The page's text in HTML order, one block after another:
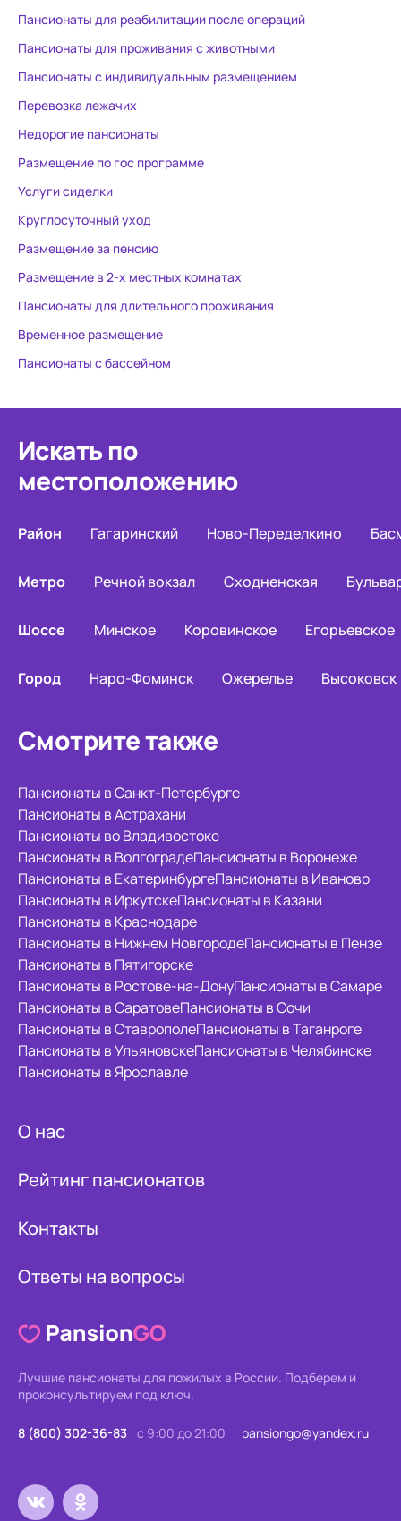
Пансионаты для реабилитации после операций
Пансионаты для проживания с животными
Пансионаты с индивидуальным размещением
Перевозка лежачих
Недорогие пансионаты
Размещение по гос программе
Услуги сиделки
Круглосуточный уход
Размещение за пенсию
Размещение в 2-х местных комнатах
Пансионаты для длительного проживания
Временное размещение
Пансионаты с бассейном
Искать по
местоположению
Район Гагаринский Ново-Переделкино
Метро Речной вокзал Сходненская
Шоссе Минское Коровинское Егорьевское
Город Наро-Фоминск Ожерелье Высоковск
Смотрите также
Пансионаты в Санкт-Петербурге
Пансионаты в Астрахани
Пансионаты во Владивостоке
Пансионаты в ВолгоградеПансионаты в Воронеже
Пансионаты в ЕкатеринбургеПансионаты в Иваново
Пансионаты в ИркутскеПансионаты в Казани
Пансионаты в Краснодаре
Пансионаты в Нижнем НовгородеПансионаты в Пензе
Пансионаты в Пятигорске
Пансионаты в Ростове-на-ДонуПансионаты в Самаре
Пансионаты в СаратовеПансионаты в Сочи
Пансионаты в СтаврополеПансионаты в Таганроге
Пансионаты в УльяновскеПансионаты в Челябинске
Пансионаты в Ярославле
О нас
Рейтинг пансионатов
Контакты
Ответы на вопросы
Лучшие пансионаты для пожилых в России. Подберем и
проконсультируем под ключ.
8 (800) 302-36-83 с 9:00 до 21:00 pansiongo@yandex.ru